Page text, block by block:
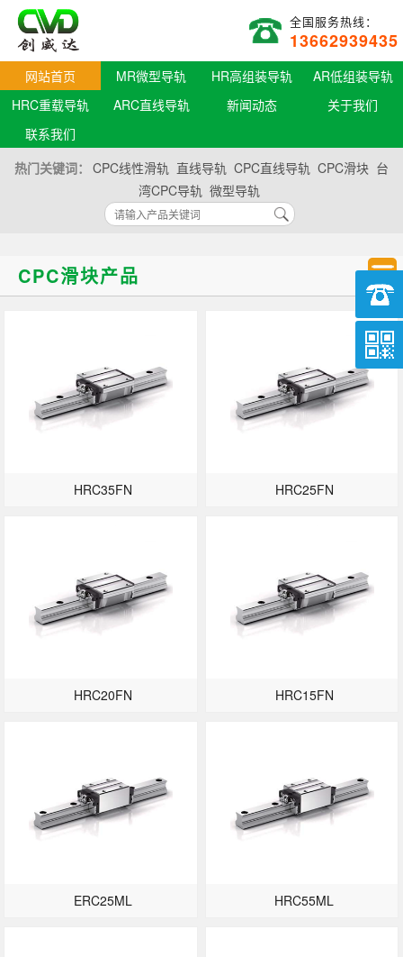
全国服务热线：
13662939435
网站首页 MR微型导轨 HR高组装导轨
AR低组装导轨
HRC重载导轨
ARC直线导轨 新闻动态
关于我们
联系我们
热门关键词： CPC线性滑轨 直线导轨 CPC直线导轨 CPC滑块 台
湾CPC导轨 微型导轨
CPC滑块产品
HRC35FN HRC25FN
HRC20FN HRC15FN
ERC25ML HRC55ML